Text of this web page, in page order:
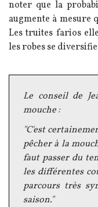
noter que la
augmente à mesure
Les truites farios
les robes se
Texte
Le conseil de
mouche :
"C'est
pêcher à la
faut passer du
les différentes
parcours très
saison."